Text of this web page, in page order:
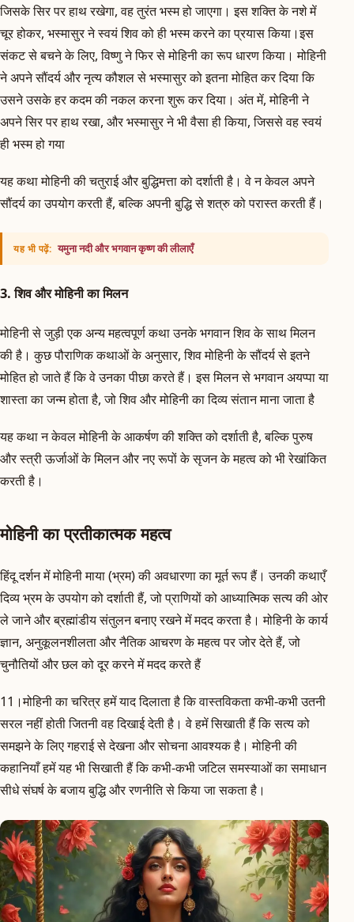
जिसके सिर पर हाथ रखेगा, वह तुरंत भस्म हो जाएगा। इस शक्ति के नशे में
चूर होकर, भस्मासुर ने स्वयं शिव को ही भस्म करने का प्रयास किया।इस
संकट से बचने के लिए, विष्णु ने फिर से मोहिनी का रूप धारण किया। मोहिनी
ने अपने सौंदर्य और नृत्य कौशल से भस्मासुर को इतना मोहित कर दिया कि
उसने उसके हर कदम की नकल करना शुरू कर दिया। अंत में, मोहिनी ने
अपने सिर पर हाथ रखा, और भस्मासुर ने भी वैसा ही किया, जिससे वह स्वयं
ही भस्म हो गया
यह कथा मोहिनी की चतुराई और बुद्धिमत्ता को दर्शाती है। वे न केवल अपने
सौंदर्य का उपयोग करती हैं, बल्कि अपनी बुद्धि से शत्रु को परास्त करती हैं।
यह भी पढ़ें: यमुना नदी और भगवान कृष्ण की लीलाएँ
3. शिव और मोहिनी का मिलन
मोहिनी से जुड़ी एक अन्य महत्वपूर्ण कथा उनके भगवान शिव के साथ मिलन
की है। कुछ पौराणिक कथाओं के अनुसार, शिव मोहिनी के सौंदर्य से इतने
मोहित हो जाते हैं कि वे उनका पीछा करते हैं। इस मिलन से भगवान अयप्पा या
शास्ता का जन्म होता है, जो शिव और मोहिनी का दिव्य संतान माना जाता है
यह कथा न केवल मोहिनी के आकर्षण की शक्ति को दर्शाती है, बल्कि पुरुष
और स्त्री ऊर्जाओं के मिलन और नए रूपों के सृजन के महत्व को भी रेखांकित
करती है।
मोहिनी का प्रतीकात्मक महत्व
हिंदू दर्शन में मोहिनी माया (भ्रम) की अवधारणा का मूर्त रूप हैं। उनकी कथाएँ
दिव्य भ्रम के उपयोग को दर्शाती हैं, जो प्राणियों को आध्यात्मिक सत्य की ओर
ले जाने और ब्रह्मांडीय संतुलन बनाए रखने में मदद करता है। मोहिनी के कार्य
ज्ञान, अनुकूलनशीलता और नैतिक आचरण के महत्व पर जोर देते हैं, जो
चुनौतियों और छल को दूर करने में मदद करते हैं
11।मोहिनी का चरित्र हमें याद दिलाता है कि वास्तविकता कभी-कभी उतनी
सरल नहीं होती जितनी वह दिखाई देती है। वे हमें सिखाती हैं कि सत्य को
समझने के लिए गहराई से देखना और सोचना आवश्यक है। मोहिनी की
कहानियाँ हमें यह भी सिखाती हैं कि कभी-कभी जटिल समस्याओं का समाधान
सीधे संघर्ष के बजाय बुद्धि और रणनीति से किया जा सकता है।